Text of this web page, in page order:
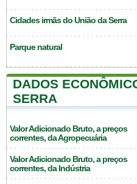
Cidades irmãs do União da Serra
Parque natural
DADOS
SERRA
Valor Adicionado Bruto, a preços
correntes, da Agropecuária
Valor Adicionado Bruto, a preços
correntes, da Indústria